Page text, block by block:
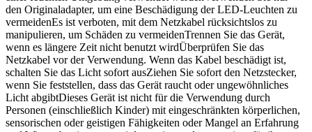
den Originaladapter, um eine Beschädigung der LED-Leuchten zu
vermeidenEs ist verboten, mit dem Netzkabel rücksichtslos zu
manipulieren, um Schäden zu vermeidenTrennen Sie das Gerät,
wenn es längere Zeit nicht benutzt wirdÜberprüfen Sie das
Netzkabel vor der Verwendung. Wenn das Kabel beschädigt ist,
schalten Sie das Licht sofort ausZiehen Sie sofort den Netzstecker,
wenn Sie feststellen, dass das Gerät raucht oder ungewöhnliches
Licht abgibtDieses Gerät ist nicht für die Verwendung durch
Personen (einschließlich Kinder) mit eingeschränkten körperlichen,
sensorischen oder geistigen Fähigkeiten oder Mangel an Erfahrung